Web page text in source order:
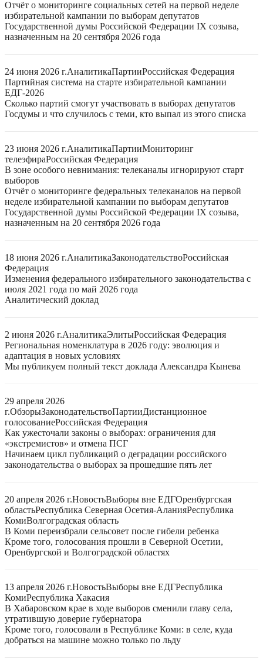
Отчёт о мониторинге социальных сетей на первой неделе
избирательной кампании по выборам депутатов
Государственной думы Российской Федерации IX созыва,
назначенным на 20 сентября 2026 года
24 июня 2026 г.АналитикаПартииРоссийская Федерация
Партийная система на старте избирательной кампании
ЕДГ-2026
Сколько партий смогут участвовать в выборах депутатов
Госдумы и что случилось с теми, кто выпал из этого списка
23 июня 2026 г.АналитикаПартииМониторинг
телеэфираРоссийская Федерация
В зоне особого невнимания: телеканалы игнорируют старт
выборов
Отчёт о мониторинге федеральных телеканалов на первой
неделе избирательной кампании по выборам депутатов
Государственной думы Российской Федерации IX созыва,
назначенным на 20 сентября 2026 года
18 июня 2026 г.АналитикаЗаконодательствоРоссийская
Федерация
Изменения федерального избирательного законодательства с
июля 2021 года по май 2026 года
Аналитический доклад
2 июня 2026 г.АналитикаЭлитыРоссийская Федерация
Региональная номенклатура в 2026 году: эволюция и
адаптация в новых условиях
Мы публикуем полный текст доклада Александра Кынева
29 апреля 2026
г.ОбзорыЗаконодательствоПартииДистанционное
голосованиеРоссийская Федерация
Как ужесточали законы о выборах: ограничения для
«экстремистов» и отмена ПСГ
Начинаем цикл публикаций о деградации российского
законодательства о выборах за прошедшие пять лет
20 апреля 2026 г.НовостьВыборы вне ЕДГОренбургская
областьРеспублика Северная Осетия-АланияРеспублика
КомиВолгоградская область
В Коми переизбрали сельсовет после гибели ребенка
Кроме того, голосования прошли в Северной Осетии,
Оренбургской и Волгоградской областях
13 апреля 2026 г.НовостьВыборы вне ЕДГРеспублика
КомиРеспублика Хакасия
В Хабаровском крае в ходе выборов сменили главу села,
утратившую доверие губернатора
Кроме того, голосовали в Республике Коми: в селе, куда
добраться на машине можно только по льду